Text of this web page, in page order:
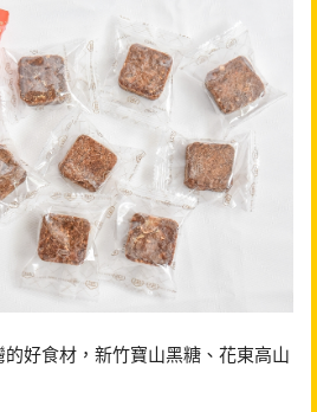
好食材，新竹寶山黑糖、花東高山